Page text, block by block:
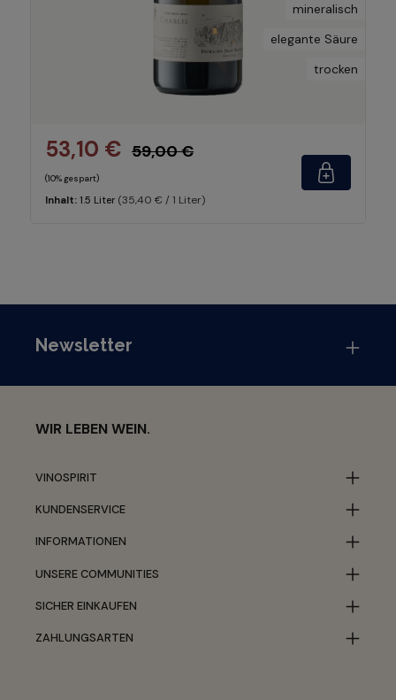
mineralisch
elegante Säure
trocken
53,10 € 59,00 €
(10% gespart)
Inhalt: 1.5 Liter (35,40 € / 1 Liter)
Newsletter
WIR LEBEN WEIN.
VINOSPIRIT
KUNDENSERVICE
INFORMATIONEN
UNSERE COMMUNITIES
SICHER EINKAUFEN
ZAHLUNGSARTEN